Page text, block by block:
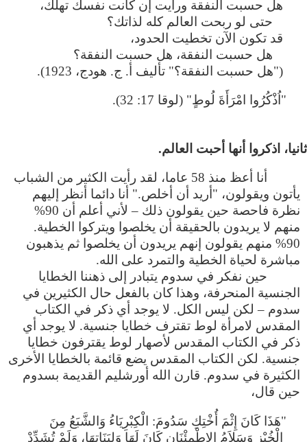
هل حسبت النفقة ورأيت إن كانت نفسك تهلك،
حتى لو ربحت العالم كله لذاتك؟
قد تكون الآن تخطيت الحدود،
هل حسبت النفقة، هل حسبت النفقة؟
("هل حسبت النفقة؟" تأليف أ. ج. هودج، 1923).
"اُذْكُرُوا امْرَأَةَ لُوطٍ" (لوقا 17: 32).
أنا أعظ منذ 58 عاما، لقد رأيت الكثير من الشباب
يأتون ويقولون، "أريد أن أخلص." أنا دائما أنظر إليهم
نظرة فاحصة حين يقولون ذلك – لأني أعلم أن 90%
منهم لا يريدون بالحقيقة أن يخلصوا ويتركوا الخطية.
90% منهم يقولون إنهم يريدون أن يخلصوا ثم يذهبون
مباشرة لحياة الخطية والتمرد على الله.
حين نفكر في سدوم يتبادر إلى ذهننا الخطايا
الجنسية المنحرفة، وهذا كان بالفعل حال الكثيرين في
سدوم – لكن ليس الكل. لا يوجد أي ذكر في الكتاب
المقدس لامرأة لوط تقترف خطايا جنسية. لا يوجد أي
ذكر في الكتاب المقدس لأصهار لوط يقترفون خطايا
جنسية. لكن الكتاب المقدس يضع قائمة بالخطايا الأخرى
الكثيرة في سدوم. قارن الله أورشليم القديمة بسدوم
حين قال،
"هَذَا كَانَ إِثْمَ أُخْتِكِ سَدُومَ: الْكِبْرِيَاءُ وَالشَّبَعُ مِنَ
الْخُبْزِ وَسَلاَمُ الاِطْمِئْنَانِ كَانَ لَهَا وَلِبَنَاتِهَا، وَلَمْ تُشَدِّدْ